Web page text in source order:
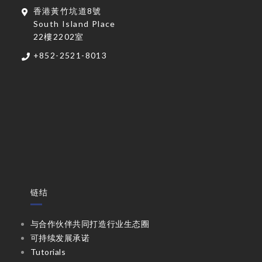
香港黃竹坑道8號
South Island Place
22樓2202室
+852-2521-8013
链结
与合作伙伴共同打造行业生态圈
可持续发展承诺
Tutorials